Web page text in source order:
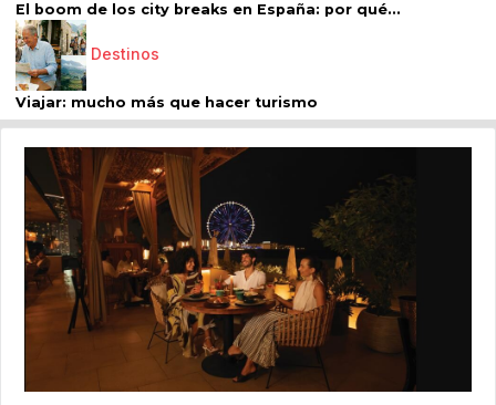
El boom de los city breaks en España: por qué...
Destinos
Viajar: mucho más que hacer turismo